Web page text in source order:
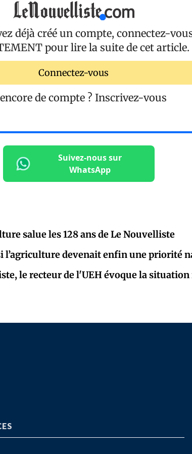
déjà créé un compte, connectez-
pour lire la suite de cet article.
Connectez-vous
de compte ? Inscrivez-vous
Suivez-nous sur
WhatsApp
salue les 128 ans de Le Nouvelliste
l’agriculture devenait enfin une priorité
le recteur de l'UEH évoque la